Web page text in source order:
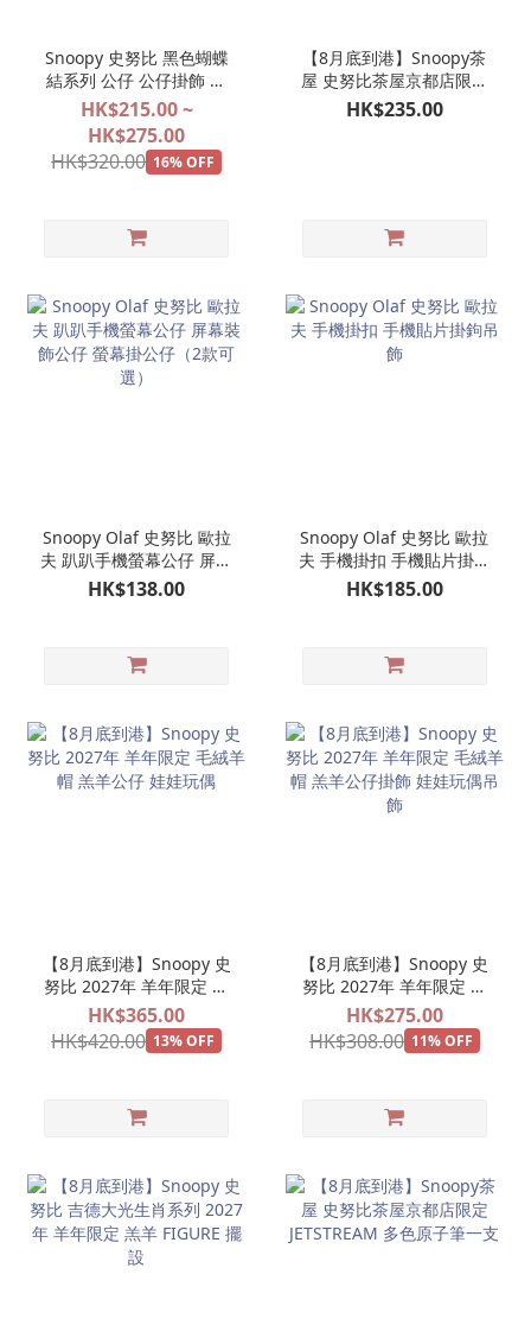
Snoopy 史努比 黑色蝴蝶
結系列 公仔 公仔掛飾 娃
娃玩偶吊飾 【2027年1月
預訂商品】
HK$215.00 ~
HK$275.00
HK$320.00 16% OFF
【8月底到港】Snoopy茶
屋 史努比茶屋京都店限定
京和傘 SNOOPY 公仔掛飾
HK$235.00
Snoopy Olaf 史努比 歐拉
夫 趴趴手機螢幕公仔 屏幕
裝飾公仔 螢幕掛公仔（2
款可選）
HK$138.00
Snoopy Olaf 史努比 歐拉
夫 手機掛扣 手機貼片掛鉤
吊飾
HK$185.00
【8月底到港】Snoopy 史
努比 2027年 羊年限定 毛
絨羊帽 羔羊公仔 娃娃玩偶
HK$365.00
HK$420.00 13% OFF
【8月底到港】Snoopy 史
努比 2027年 羊年限定 毛
絨羊帽 羔羊公仔掛飾 娃娃
玩偶吊飾
HK$275.00
HK$308.00 11% OFF